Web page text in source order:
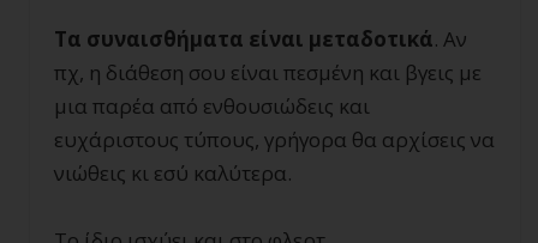
Τα συναισθήματα είναι μεταδοτικά. Αν
πχ, η διάθεση σου είναι πεσμένη και βγεις με
μια παρέα από ενθουσιώδεις και
ευχάριστους τύπους, γρήγορα θα αρχίσεις να
νιώθεις κι εσύ καλύτερα.